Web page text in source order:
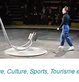
Culture, Sports, Tourisme